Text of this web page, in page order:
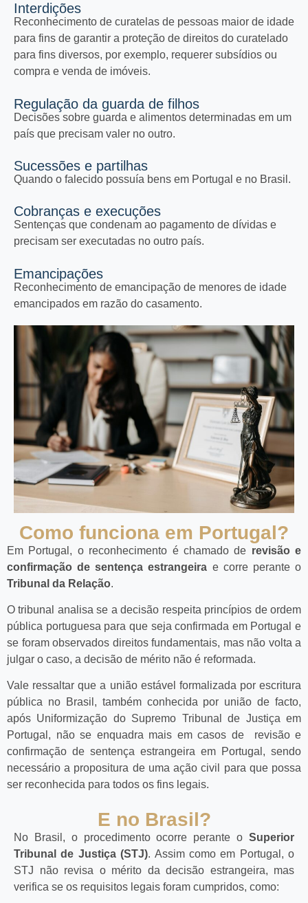
Interdições
Reconhecimento de curatelas de pessoas maior de idade
para fins de garantir a proteção de direitos do curatelado
para fins diversos, por exemplo, requerer subsídios ou
compra e venda de imóveis.
Regulação da guarda de filhos
Decisões sobre guarda e alimentos determinadas em um
país que precisam valer no outro.
Sucessões e partilhas
Quando o falecido possuía bens em Portugal e no Brasil.
Cobranças e execuções
Sentenças que condenam ao pagamento de dívidas e
precisam ser executadas no outro país.
Emancipações
Reconhecimento de emancipação de menores de idade
emancipados em razão do casamento.
Como funciona em Portugal?
Em Portugal, o reconhecimento é chamado de revisão e
confirmação de sentença estrangeira e corre perante o
Tribunal da Relação.
O tribunal analisa se a decisão respeita princípios de ordem
pública portuguesa para que seja confirmada em Portugal e
se foram observados direitos fundamentais, mas não volta a
julgar o caso, a decisão de mérito não é reformada.
Vale ressaltar que a união estável formalizada por escritura
pública no Brasil, também conhecida por união de facto,
após Uniformização do Supremo Tribunal de Justiça em
Portugal, não se enquadra mais em casos de revisão e
confirmação de sentença estrangeira em Portugal, sendo
necessário a propositura de uma ação civil para que possa
ser reconhecida para todos os fins legais.
E no Brasil?
No Brasil, o procedimento ocorre perante o Superior
Tribunal de Justiça (STJ). Assim como em Portugal, o
STJ não revisa o mérito da decisão estrangeira, mas
verifica se os requisitos legais foram cumpridos, como: